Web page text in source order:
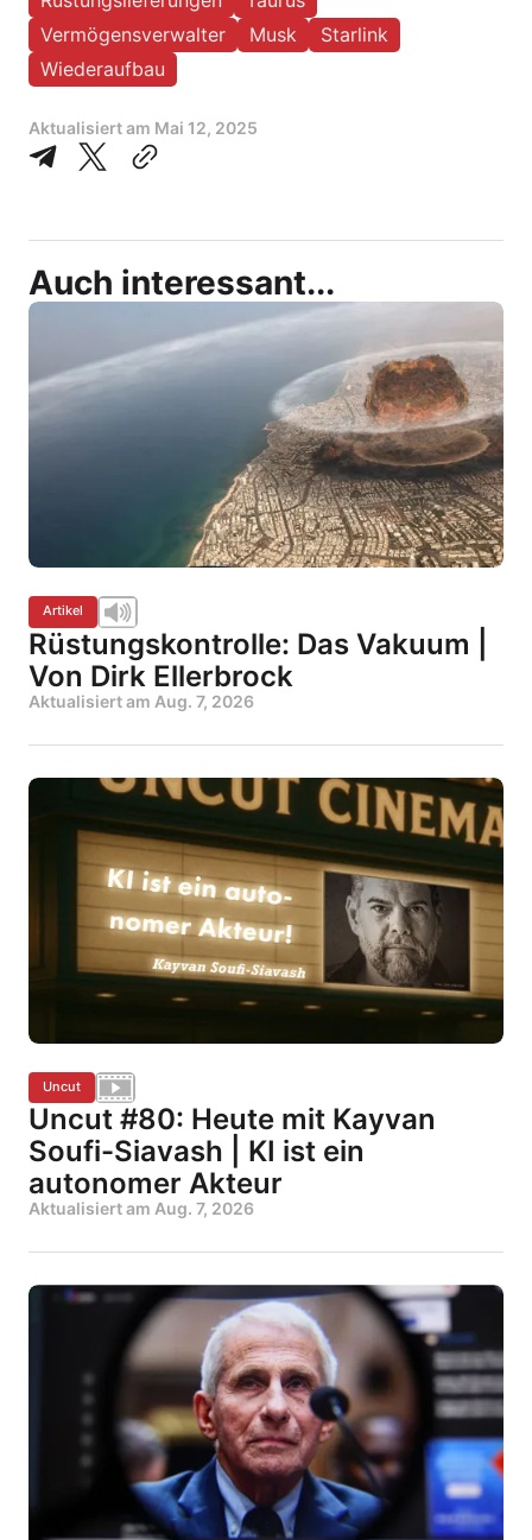
Vermögensverwalter
Musk
Starlink
Wiederaufbau
Aktualisiert am Mai 12, 2025
Auch interessant...
Artikel
Rüstungskontrolle: Das Vakuum |
Von Dirk Ellerbrock
Aktualisiert am Aug. 7, 2026
Uncut
Uncut #80: Heute mit Kayvan
Soufi-Siavash | KI ist ein
autonomer Akteur
Aktualisiert am Aug. 7, 2026